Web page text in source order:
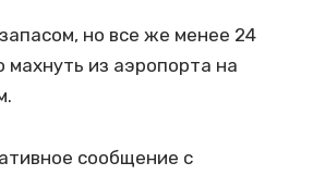
но все же менее 24
махнуть из аэропорта на
сообщение с